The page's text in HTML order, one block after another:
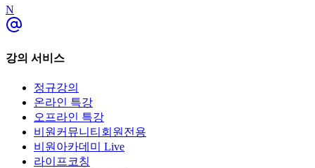
N
강의 서비스
정규강의
온라인 특강
오프라인 특강
비원커뮤니티회원전용
비원아카데미 Live
라이프코칭